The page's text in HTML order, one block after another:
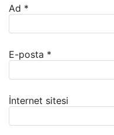
Ad *
E-posta *
İnternet sitesi